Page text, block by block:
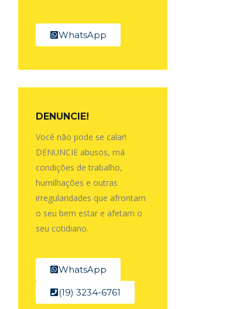
WhatsApp
DENUNCIE!
Você não pode se calar!
DENUNCIE abusos, má
condições de trabalho,
humilhações e outras
irregularidades que afrontam
o seu bem estar e afetam o
seu cotidiano.
WhatsApp
(19) 3234-6761